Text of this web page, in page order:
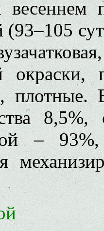
весеннем
(93–105
плотные.
8,5%,
–